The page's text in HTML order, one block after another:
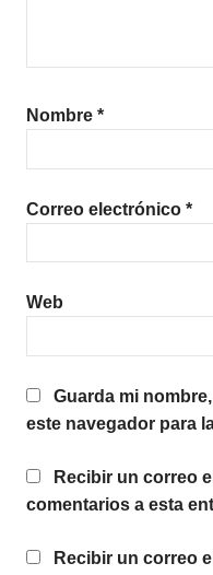
Nombre *
Correo electrónico *
Web
Guarda mi
este navegador para
Recibir un correo
comentarios a esta
Recibir un correo